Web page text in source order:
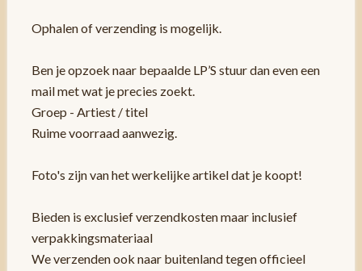
Ophalen of verzending is mogelijk.
Ben je opzoek naar bepaalde LP’S stuur dan even een
mail met wat je precies zoekt.
Groep - Artiest / titel
Ruime voorraad aanwezig.
Foto's zijn van het werkelijke artikel dat je koopt!
Bieden is exclusief verzendkosten maar inclusief
verpakkingsmateriaal
We verzenden ook naar buitenland tegen officieel